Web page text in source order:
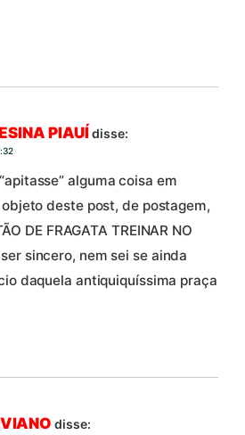
PIAUÍdisse:
alguma coisa em
deste post, de postagem,
DE FRAGATA TREINAR NO
sincero, nem sei se ainda
daquela antiquiquíssima praça
disse: